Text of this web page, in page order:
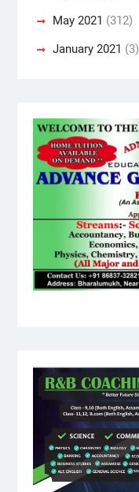
May 2021 (312)
January 2021 (3)